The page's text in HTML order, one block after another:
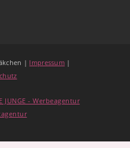
| Impressum |
JUNGE - Werbeagentur